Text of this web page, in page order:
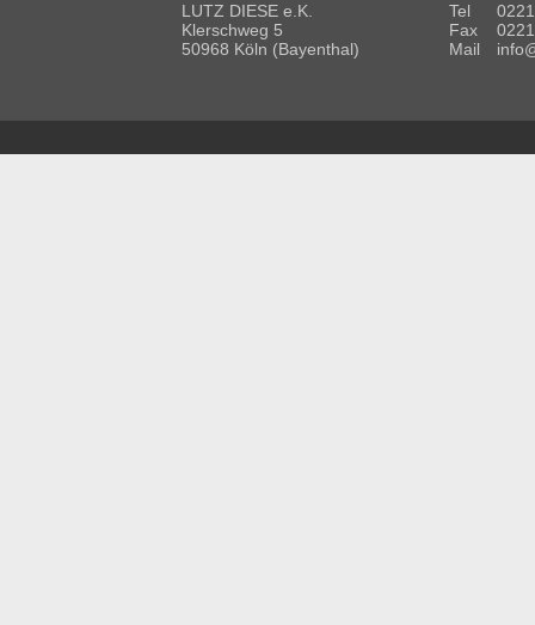
LUTZ DIESE e.K.
Klerschweg 5
50968 Köln (Bayenthal)
Tel
Fax
Mail